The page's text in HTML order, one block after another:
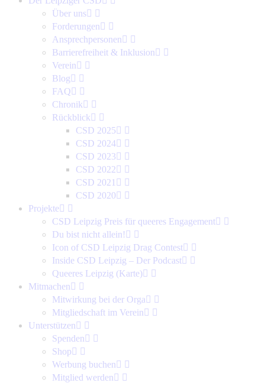
Über uns
Forderungen
Ansprechpersonen
Barrierefreiheit & Inklusion
Verein
Blog
FAQ
Chronik
Rückblick
CSD 2025
CSD 2024
CSD 2023
CSD 2022
CSD 2021
CSD 2020
Projekte
CSD Leipzig Preis für queeres Engagement
Du bist nicht allein!
Icon of CSD Leipzig Drag Contest
Inside CSD Leipzig – Der Podcast
Queeres Leipzig (Karte)
Mitmachen
Mitwirkung bei der Orga
Mitgliedschaft im Verein
Unterstützen
Spenden
Shop
Werbung buchen
Mitglied werden